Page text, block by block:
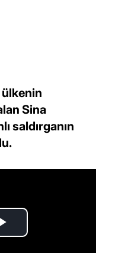
ülkenin
Sina
saldırganın